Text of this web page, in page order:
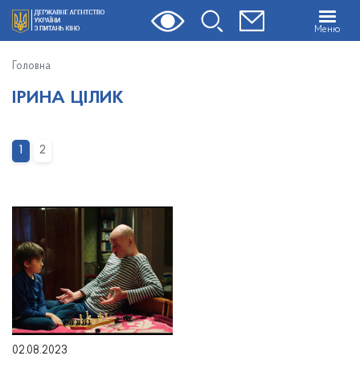
Меню
Головна
ІРИНА ЦІЛИК
1 2
02.08.2023